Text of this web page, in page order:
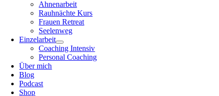
Ahnenarbeit
Rauhnächte Kurs
Frauen Retreat
Seelenweg
Einzelarbeit
Coaching Intensiv
Personal Coaching
Über mich
Blog
Podcast
Shop